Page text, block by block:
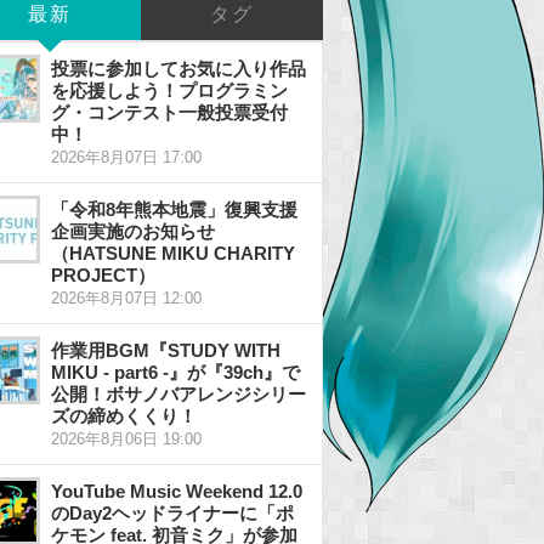
最新 タグ
投票に参加してお気に入り作品
を応援しよう！プログラミン
グ・コンテスト一般投票受付
中！
2026年8月07日 17:00
「令和8年熊本地震」復興支援
企画実施のお知らせ
（HATSUNE MIKU CHARITY
PROJECT）
2026年8月07日 12:00
作業用BGM『STUDY WITH
MIKU - part6 -』が『39ch』で
公開！ボサノバアレンジシリー
ズの締めくくり！
2026年8月06日 19:00
YouTube Music Weekend 12.0
のDay2ヘッドライナーに「ポ
ケモン feat. 初音ミク」が参加